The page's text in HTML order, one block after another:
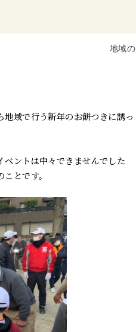
地域の
域で行う新年のお餅つきに誘っ
ベントは中々できませんでした
とです。